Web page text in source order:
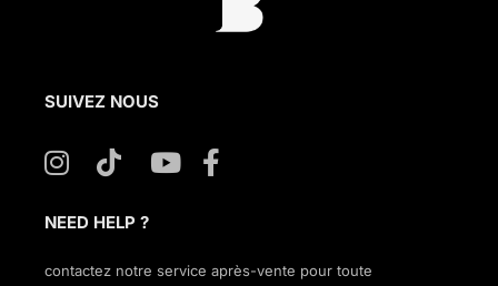
SUIVEZ NOUS
NEED HELP ?
contactez notre service après-vente pour toute